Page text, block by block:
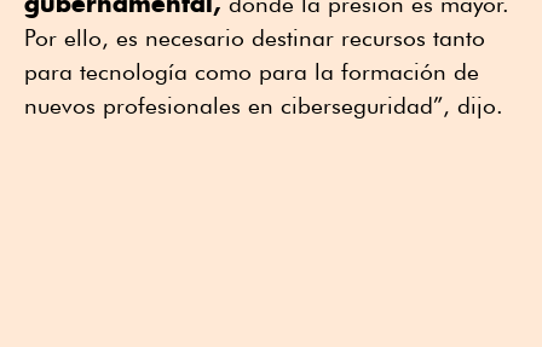
Por ello, es necesario destinar recursos tanto
para tecnología como para la formación de
nuevos profesionales en ciberseguridad”, dijo.